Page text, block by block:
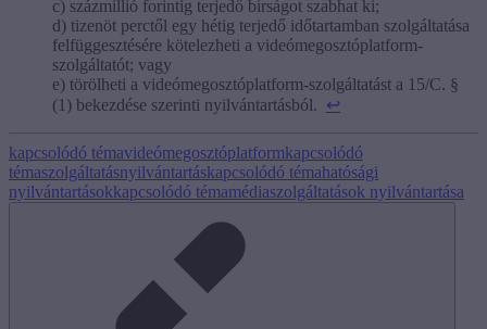
c) százmillió forintig terjedő bírságot szabhat ki;
d) tizenöt perctől egy hétig terjedő időtartamban szolgáltatása
felfüggesztésére kötelezheti a videómegosztóplatform-
szolgáltatót; vagy
e) törölheti a videómegosztóplatform-szolgáltatást a 15/C. §
(1) bekezdése szerinti nyilvántartásból. ↩
kapcsolódó témavideómegosztóplatformkapcsolódó
témaszolgáltatásnyilvántartáskapcsolódó témahatósági
nyilvántartásokkapcsolódó témamédiaszolgáltatások nyilvántartása